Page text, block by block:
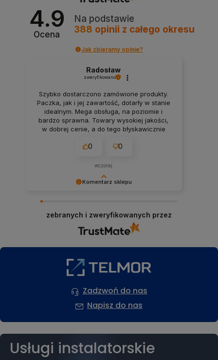
4.9
Ocena
Na podstawie
388 opinii z całego okresu
Jak zbieramy opinie?
Komentarz sklepu
dla Ciebie satysfakcjonujące. Twoja opinia
motywuje nas do dalszej pracy i ciągłego
poprawiania naszych usług. Zapraszamy
Radosław
zweryfikowano
Szybko dostarczono zamówione produkty.
Paczka, jak i jej zawartość, dotarły w stanie
idealnym. Mega obsługa, na poziomie i
bardzo sprawna. Towary wysokiej jakości,
w dobrej cenie, a do tego błyskawicznie
0 0
wczoraj
zebranych i zweryfikowanych przez
Zadzwoń do nas
Napisz do nas
Usługi instalatorskie